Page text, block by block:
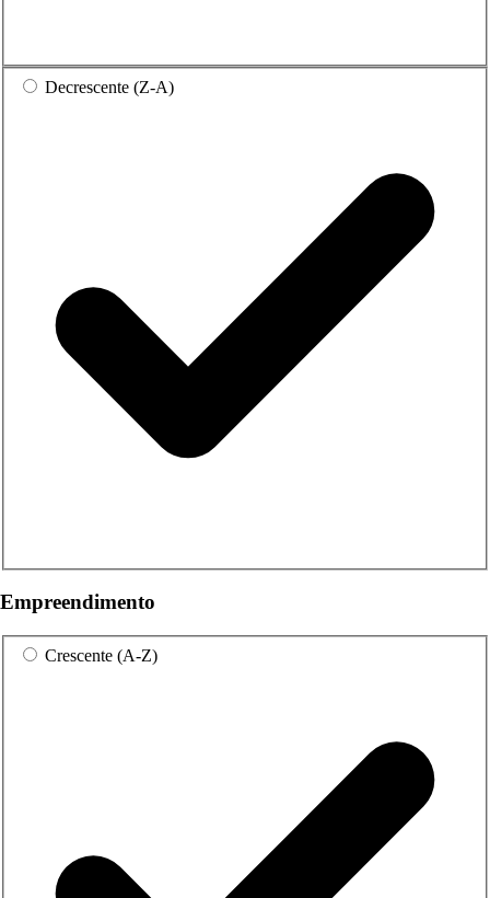
Decrescente (Z-A)
Empreendimento
Crescente (A-Z)